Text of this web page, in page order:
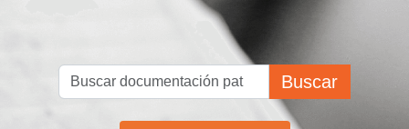
Buscar